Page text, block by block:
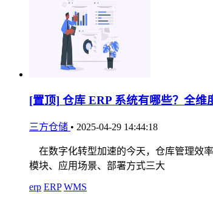
[置顶] 仓库 ERP 系统有哪些？全维
三方仓储 • 2025-04-29 14:44:18
在数字化转型加速的今天，仓库管理效
模块、应用场景、部署方式三大
erp ERP WMS